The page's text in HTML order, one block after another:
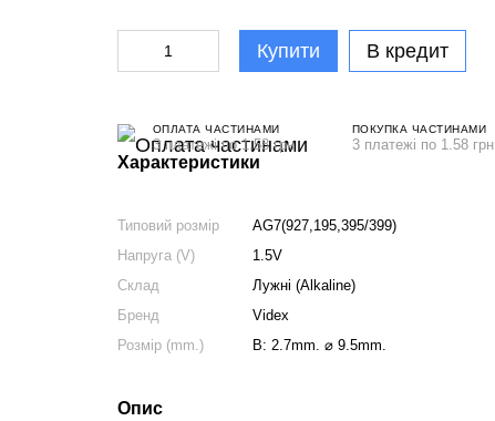
Купити В кредит
ОПЛАТА ЧАСТИНАМИ
3 платежі по 1.58 грн
ПОКУПКА ЧАСТИНАМИ
3 платежі по 1.58 грн
Характеристики
Типовий розмір
AG7(927,195,395/399)
Напруга (V)
1.5V
Склад
Лужні (Alkaline)
Бренд
Videx
Розмір (mm.)
В: 2.7mm. ⌀ 9.5mm.
Опис